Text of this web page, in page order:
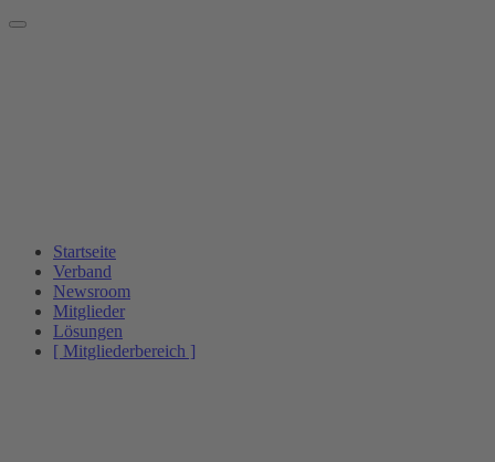
Startseite
Verband
Newsroom
Mitglieder
Lösungen
[ Mitgliederbereich ]